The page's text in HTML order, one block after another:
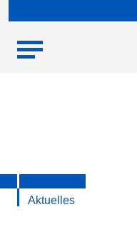
Skip
content
Aktuelles